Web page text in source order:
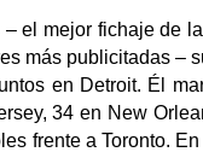
el mejor fichaje de
más publicitadas –
en Detroit. Él
34 en New
frente a Toronto.